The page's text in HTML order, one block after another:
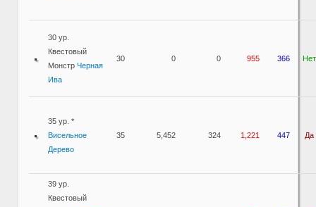
30 ур.
Квестовый
Монстр Черная
Ива
30 0 0 955 366 Нет
35 ур. *
Висельное
Дерево
35 5,452 324 1,221 447 Да
39 ур.
Квестовый